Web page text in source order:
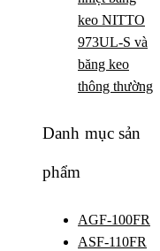
keo NITTO
973UL-S và
băng keo
thông thường
Danh mục sản
phẩm
AGF-100FR
ASF-110FR